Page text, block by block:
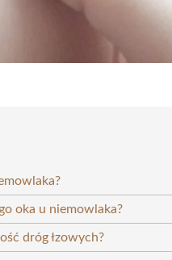
oka u niemowlaka?
dróg łzowych?